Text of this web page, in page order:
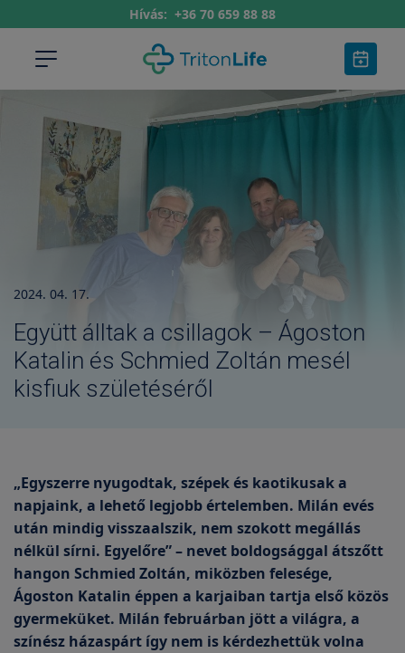
Hívás: +36 70 659 88 88
2024. 04. 17.
Együtt álltak a csillagok – Ágoston
Katalin és Schmied Zoltán mesél
kisfiuk születéséről
„Egyszerre nyugodtak, szépek és kaotikusak a
napjaink, a lehető legjobb értelemben. Milán evés
után mindig visszaalszik, nem szokott megállás
nélkül sírni. Egyelőre” – nevet boldogsággal átszőtt
hangon Schmied Zoltán, miközben felesége,
Ágoston Katalin éppen a karjaiban tartja első közös
gyermeküket. Milán februárban jött a világra, a
színész házaspárt így nem is kérdezhettük volna